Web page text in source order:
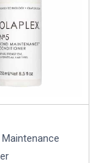
Maintenance